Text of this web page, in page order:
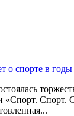
о спорте в
«Спорт. Спорт.